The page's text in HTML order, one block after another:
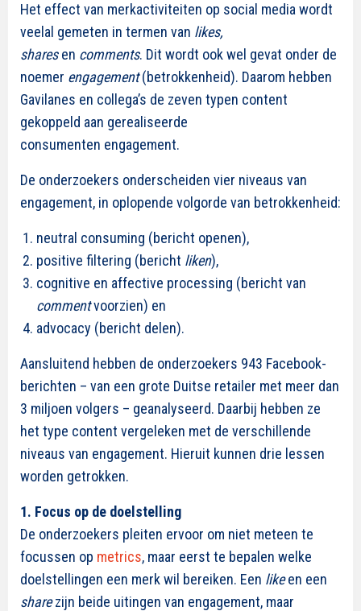
Het effect van merkactiviteiten op social media wordt
veelal gemeten in termen van likes,
sharesen comments. Dit wordt ook wel gevat onder de
noemer engagement(betrokkenheid). Daarom hebben
Gavilanes en collega’s de zeven typen content
gekoppeld aan gerealiseerde
consumenten engagement.
De onderzoekers onderscheiden vier niveaus van
engagement, in oplopende volgorde van betrokkenheid:
neutral consuming (bericht openen),
positive filtering (bericht liken),
cognitive en affective processing (bericht van
commentvoorzien) en
advocacy (bericht delen).
Aansluitend hebben de onderzoekers 943 Facebook-
berichten – van een grote Duitse retailer met meer dan
3 miljoen volgers – geanalyseerd. Daarbij hebben ze
het type content vergeleken met de verschillende
niveaus van engagement. Hieruit kunnen drie lessen
worden getrokken.
1. Focus op de doelstelling
De onderzoekers pleiten ervoor om niet meteen te
focussen op metrics, maar eerst te bepalen welke
doelstellingen een merk wil bereiken. Een likeen een
sharezijn beide uitingen van engagement, maar